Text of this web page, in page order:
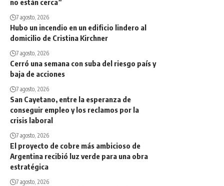
7 agosto, 2026
Hubo un incendio en un edificio lindero al
domicilio de Cristina Kirchner
7 agosto, 2026
Cerró una semana con suba del riesgo país y
baja de acciones
7 agosto, 2026
San Cayetano, entre la esperanza de
conseguir empleo y los reclamos por la
crisis laboral
7 agosto, 2026
El proyecto de cobre más ambicioso de
Argentina recibió luz verde para una obra
estratégica
7 agosto, 2026